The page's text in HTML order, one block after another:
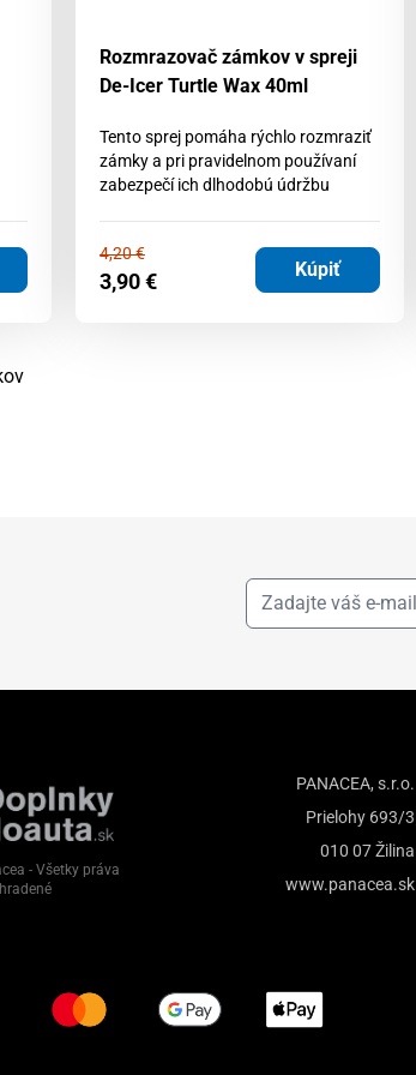
Rozmrazovač zámkov v spreji
De-Icer Turtle Wax 40ml
Tento sprej pomáha rýchlo rozmraziť
zámky a pri pravidelnom používaní
zabezpečí ich dlhodobú údržbu
4,20€
3,90€ Kúpiť
Zoradené
PANACEA, s.r.o.
Prielohy 693/3
010 07 Žilina
www.panacea.sk
- Všetky práva